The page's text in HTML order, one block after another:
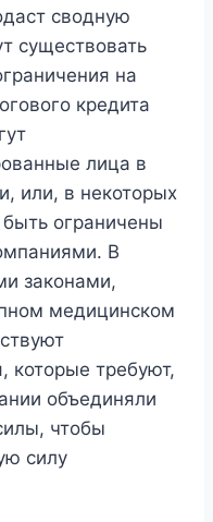
сводную
существовать
на
кредита
лица в
или, в некоторых
ограничены
В
законами,
медицинском
которые требуют,
объединяли
чтобы
силу